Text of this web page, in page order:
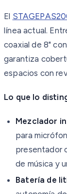
El
línea actual.
coaxial de 8"
garantiza
espacios con
Lo que lo
Mezclador
para
presentador
de música y
Batería de